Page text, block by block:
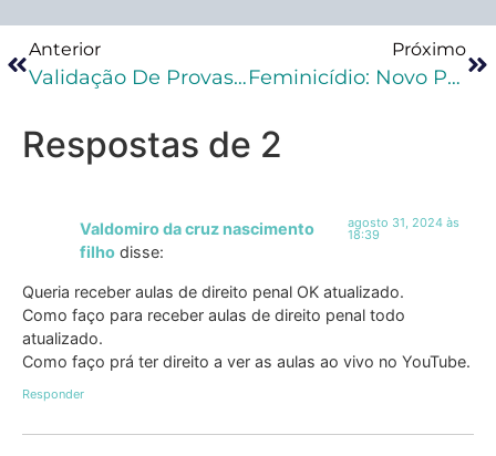
Anterior
Validação De Provas Obtidas Em Lixo Descartado: Reflexões Para Advogados Criminalistas
Próximo
Feminicídio: Novo Projeto De Lei Choca Ao Aumentar Pena Mínima Para 20 Anos!
Respostas de 2
Valdomiro da cruz nascimento
filho disse:
agosto 31, 2024 às
18:39
Queria receber aulas de direito penal OK atualizado.
Como faço para receber aulas de direito penal todo
atualizado.
Como faço prá ter direito a ver as aulas ao vivo no YouTube.
Responder